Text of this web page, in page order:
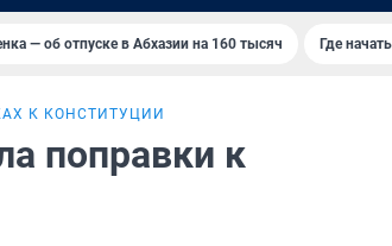
— об отпуске в Абхазии на 160 тысяч Где
К КОНСТИТУЦИИ
поправки к